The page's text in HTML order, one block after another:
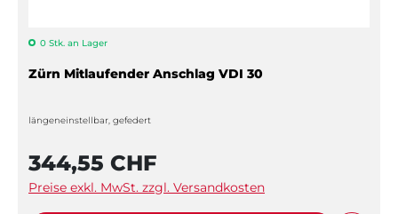
0 Stk. an Lager
Zürn Mitlaufender Anschlag VDI 30
längeneinstellbar, gefedert
344,55 CHF
Preise exkl. MwSt. zzgl. Versandkosten